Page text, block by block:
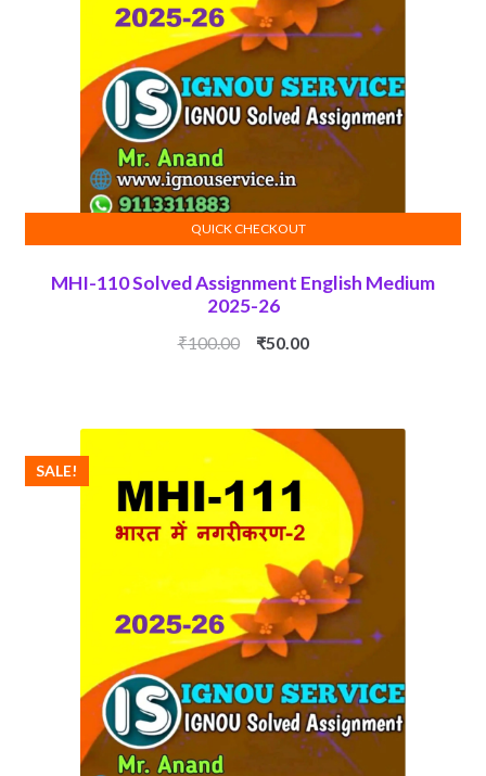
MHI-110 Solved Assignment English Medium
2025-26
₹100.00
Original
₹50.00Current
ADD TO CART
QUICK CHECKOUT
SALE!